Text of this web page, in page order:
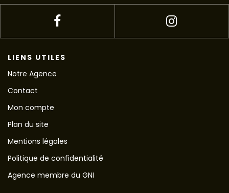
LIENS UTILES
Notre Agence
Contact
Mon compte
Plan du site
Mentions légales
Politique de confidentialité
Agence membre du GNI